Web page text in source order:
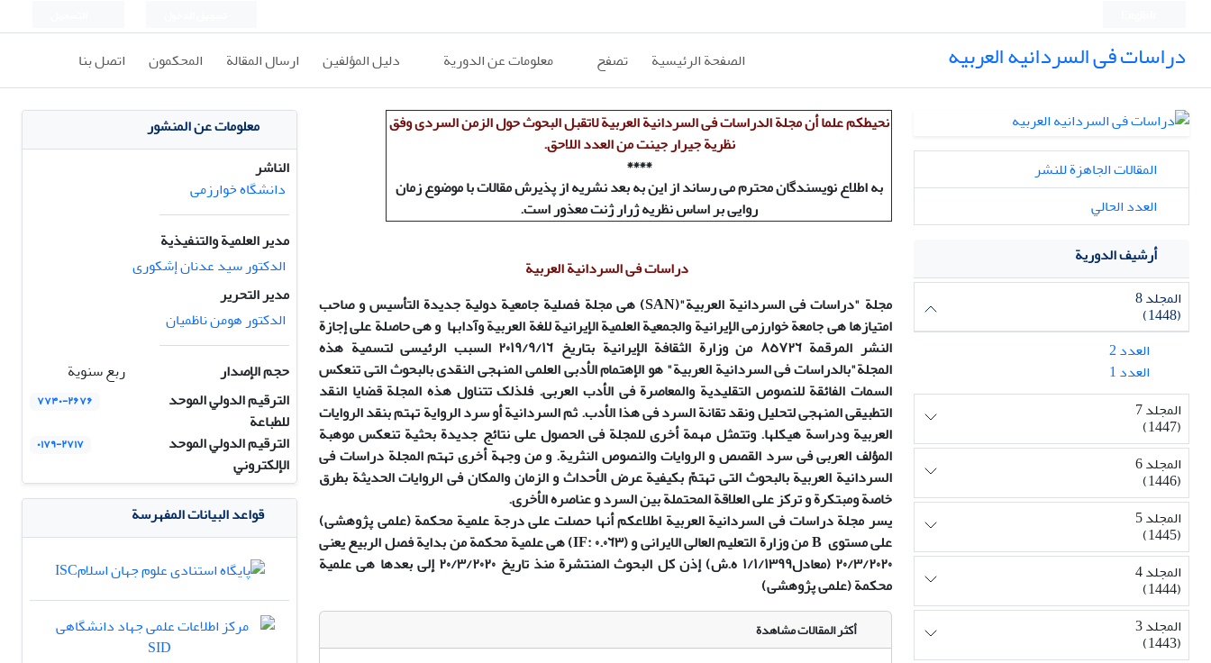
دراسات فی السردانیه العربیه الصفحة الرئيسية تصفح معلومات عن الدورية دليل المؤلفين ارسال المقالة المحكمون اتصل بنا
نحیطکم علما أن مجلة الدراسات فی السردانیة العربیة لاتقبل البحوث حول الزمن السردی وفق
نظریة جیرار جینت من العدد اللاحق.
****
به اطلاع نویسندگان محترم می رساند از این به بعد نشریه از پذیرش مقالات با موضوع زمان
روایی بر اساس نظریه ژرار ژنت معذور است.
دراسات فی السردانیة العربیة
مجلة "دراسات فی السردانیة العربیة"(SAN) هی مجلة فصلیة جامعیة دولیة جدیدة التأسیس و صاحب
امتیازها هی جامعة خوارزمی الإیرانیة والجمعیة العلمیة الإیرانیة للغة العربیة وآدابها و هی حاصلة علی إجازة
النشر المرقمة ٨٥٧٢٦ من وزارة الثقافة الإیرانیة بتاریخ ٢٠١٩/٩/١٦ السبب الرئیسی لتسمیة هذه
المجلة"بالدراسات فی السردانیة العربیة" هو الإهتمام الأدبی العلمی المنهجی النقدی بالبحوث التی تنعکس
السمات الفائقة للنصوص التقلیدیة والمعاصرة فی الأدب العربی. فلذلک تتناول هذه المجلة قضایا النقد
التطبیقی المنهجی لتحلیل ونقد تقانة السرد فی هذا الأدب. ثم السردانیة أو سرد الروایة تهتم بنقد الروایات
العربیة ودراسة هیکلها. وتتمثل مهمة أخری للمجلة فی الحصول علی نتائج جدیدة بحثیة تنعکس موهبة
المؤلف العربی فی سرد القصص و الروایات والنصوص النثریة. و من وجهة أخری تهتم المجلة دراسات فی
السردانیة العربیة بالبحوث التی تهتمّ بکیفیة عرض الأحداث و الزمان والمکان فی الروایات الحدیثة بطرق
خاصة ومبتکرة و ترکز علی العلاقة المحتملة بین السرد و عناصره الأخری.
یسر مجلة دراسات فی السردانیة العربیة اطلاعکم أنها حصلت علی درجة علمیة محکمة (علمی پژوهشی)
علی مستوی B
من وزارة التعلیم العالی الایرانی و (٠.٠٦٣ :IF) هی علمیة محکمة من بدایة فصل الربیع یعنی
٢٠/٣/٢٠٢٠ (معادل١/١/١٣٩٩ ه.ش) إذن کل البحوث المنتشرة منذ تاریخ ٢٠/٣/٢٠٢٠ إلی بعدها هی علمیة
محکمة (علمی پژوهشی)
أكثر المقالات مشاهدة
المقالات الجاهزة للنشر
العدد الحالي
أرشيف الدورية
المجلد 8
(1448)
العدد 2
العدد 1
المجلد 7
(1447)
المجلد 6
(1446)
المجلد 5
(1445)
المجلد 4
(1444)
المجلد 3
(1443)
معلومات عن المنشور
الناشر
دانشگاه خوارزمی
مدير العلمية والتنفيذية
الدکتور سید عدنان إشکوری
مدير التحرير
الدکتور هومن ناظمیان
حجم الإصدار
ربع سنوية
الترقيم الدولي الموحد
للطباعة
۷۷۴۰-۲۶۷۶
الترقيم الدولي الموحد
الإلكتروني
۰۱۷۹-۲۷۱۷
قواعد البيانات المفهرسة